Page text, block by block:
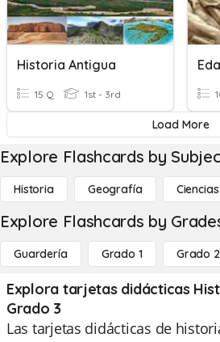
Historia Antigua
15 Q 1st - 3rd
Load More
Explore Flashcards by
Historia Geografía
Explore Flashcards by
Guardería Grado 1 Grado 2
Explora tarjetas didácticas
Grado 3
Las tarjetas didácticas de